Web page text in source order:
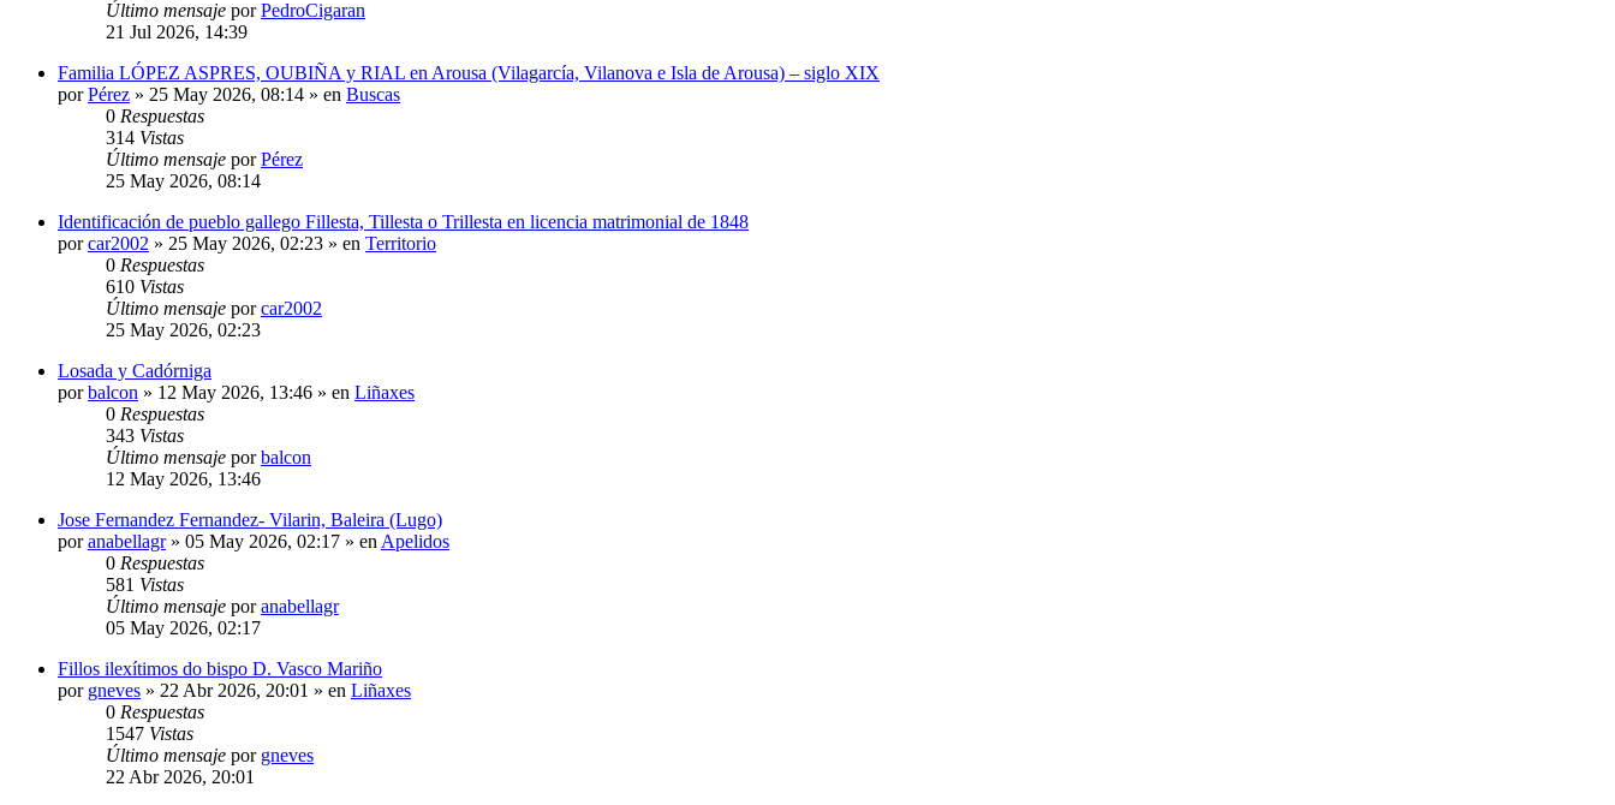
Último mensaje porPedroCigaran
21 Jul 2026, 14:39
Familia LÓPEZ ASPRES, OUBIÑA y RIAL en Arousa (Vilagarcía, Vilanova e Isla de Arousa) – siglo XIX
porPérez » 25 May 2026, 08:14 » en Buscas
0 Respuestas
314 Vistas
Último mensaje porPérez
25 May 2026, 08:14
Identificación de pueblo gallego Fillesta, Tillesta o Trillesta en licencia matrimonial de 1848
porcar2002 » 25 May 2026, 02:23 » en Territorio
0 Respuestas
610 Vistas
Último mensaje porcar2002
25 May 2026, 02:23
Losada y Cadórniga
porbalcon » 12 May 2026, 13:46 » en Liñaxes
0 Respuestas
343 Vistas
Último mensaje porbalcon
12 May 2026, 13:46
Jose Fernandez Fernandez- Vilarin, Baleira (Lugo)
poranabellagr» 05 May 2026, 02:17 » en Apelidos
0 Respuestas
581 Vistas
Último mensaje poranabellagr
05 May 2026, 02:17
Fillos ilexítimos do bispo D. Vasco Mariño
por gneves » 22 Abr 2026, 20:01 » en Liñaxes
0 Respuestas
1547 Vistas
Último mensaje por gneves
22 Abr 2026, 20:01